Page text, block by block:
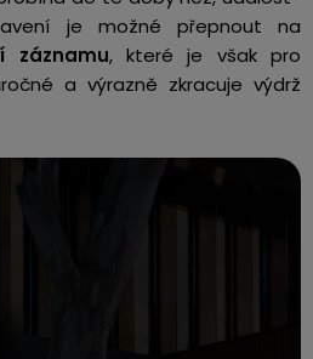
je možné přepnout na
záznamu, které je však pro
a výrazně zkracuje výdrž